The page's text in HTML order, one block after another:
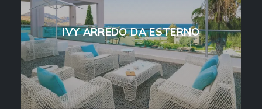
IVY ARREDO DA ESTERNO